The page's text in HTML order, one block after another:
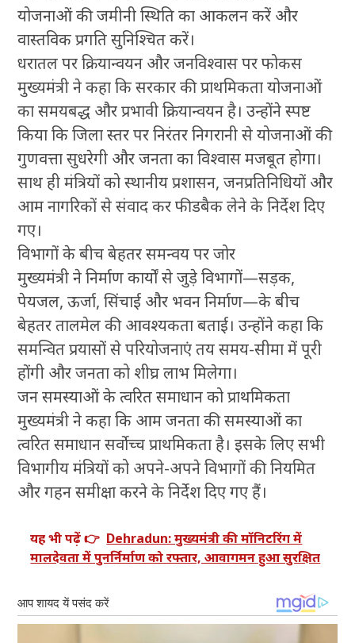
योजनाओं की जमीनी स्थिति का आकलन करें और
वास्तविक प्रगति सुनिश्चित करें।
धरातल पर क्रियान्वयन और जनविश्वास पर फोकस
मुख्यमंत्री ने कहा कि सरकार की प्राथमिकता योजनाओं
का समयबद्ध और प्रभावी क्रियान्वयन है। उन्होंने स्पष्ट
किया कि जिला स्तर पर निरंतर निगरानी से योजनाओं की
गुणवत्ता सुधरेगी और जनता का विश्वास मजबूत होगा।
साथ ही मंत्रियों को स्थानीय प्रशासन, जनप्रतिनिधियों और
आम नागरिकों से संवाद कर फीडबैक लेने के निर्देश दिए
गए।
विभागों के बीच बेहतर समन्वय पर जोर
मुख्यमंत्री ने निर्माण कार्यों से जुड़े विभागों—सड़क,
पेयजल, ऊर्जा, सिंचाई और भवन निर्माण—के बीच
बेहतर तालमेल की आवश्यकता बताई। उन्होंने कहा कि
समन्वित प्रयासों से परियोजनाएं तय समय-सीमा में पूरी
होंगी और जनता को शीघ्र लाभ मिलेगा।
जन समस्याओं के त्वरित समाधान को प्राथमिकता
मुख्यमंत्री ने कहा कि आम जनता की समस्याओं का
त्वरित समाधान सर्वोच्च प्राथमिकता है। इसके लिए सभी
विभागीय मंत्रियों को अपने-अपने विभागों की नियमित
और गहन समीक्षा करने के निर्देश दिए गए हैं।
यह भी पढ़ें 👉 Dehradun: मुख्यमंत्री की मॉनिटरिंग में
मालदेवता में पुनर्निर्माण को रफ्तार, आवागमन हुआ सुरक्षित